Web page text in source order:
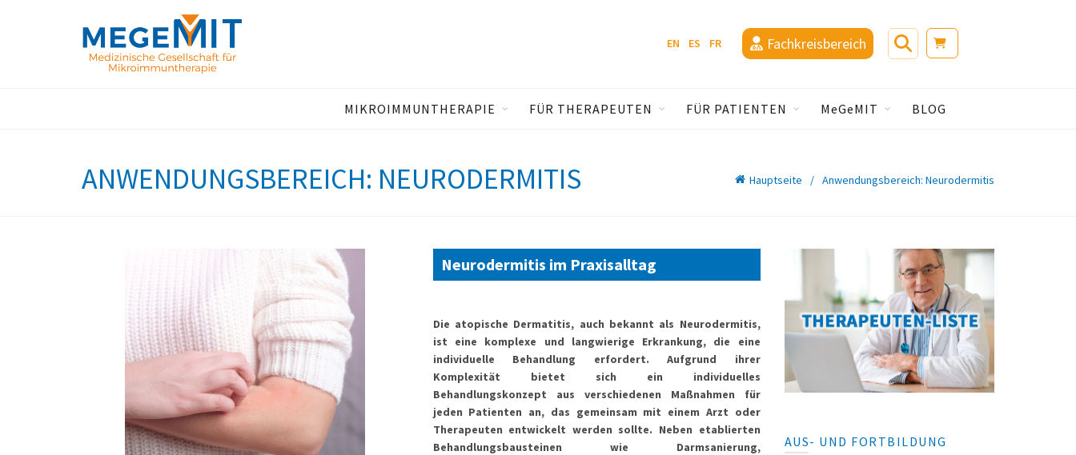
Fachkreisbereich
EN ES FR
MIKROIMMUNTHERAPIE FÜR THERAPEUTEN FÜR PATIENTEN MeGeMIT BLOG
ANWENDUNGSBEREICH: NEURODERMITIS Hauptseite Anwendungsbereich: Neurodermitis
Neurodermitis im Praxisalltag
Die atopische Dermatitis, auch bekannt als Neurodermitis,
ist eine komplexe und langwierige Erkrankung, die eine
individuelle Behandlung erfordert. Aufgrund ihrer
Komplexität bietet sich ein individuelles
Behandlungskonzept aus verschiedenen Maßnahmen für
jeden Patienten an, das gemeinsam mit einem Arzt oder
Therapeuten entwickelt werden sollte. Neben etablierten
Behandlungsbausteinen wie Darmsanierung,
AUS- UND FORTBILDUNG